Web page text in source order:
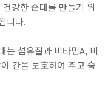
강한 순대를 만들기 위
니다.
는 섬유질과 비타민A, 비
간을 보호하여 주고 숙